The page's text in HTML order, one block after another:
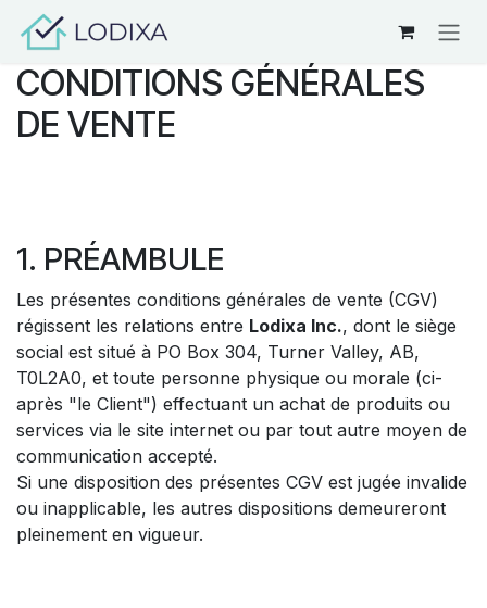
Se rendre au contenu
CONDITIONS GÉNÉRALES
DE VENTE
1. PRÉAMBULE
Les présentes conditions générales de vente (CGV)
régissent les relations entre Lodixa Inc., dont le siège
social est situé à PO Box 304, Turner Valley, AB,
T0L2A0, et toute personne physique ou morale (ci-
après "le Client") effectuant un achat de produits ou
services via le site internet ou par tout autre moyen de
communication accepté.
Si une disposition des présentes CGV est jugée invalide
ou inapplicable, les autres dispositions demeureront
pleinement en vigueur.